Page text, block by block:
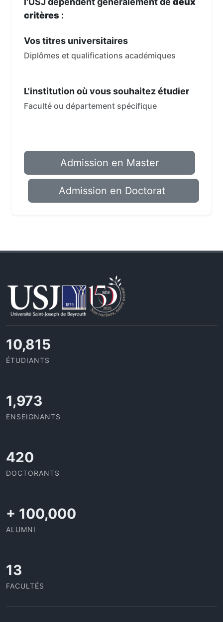
critères :
Vos titres universitaires
Diplômes et qualifications académiques
L'institution où vous souhaitez étudier
Faculté ou département spécifique
Admission en Master
Admission en Doctorat
11,433
ÉTUDIANTS
2,086
ENSEIGNANTS
437
DOCTORANTS
+ 100,000
ALUMNI
13
FACULTÉS